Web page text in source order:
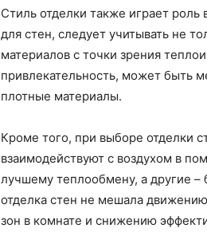
Стиль отделки также играет роль
для стен, следует учитывать не
материалов с точки зрения
привлекательность, может быть
плотные материалы.
Кроме того, при выборе отделки
взаимодействуют с воздухом в
лучшему теплообмену, а другие –
отделка стен не мешала
зон в комнате и снижению